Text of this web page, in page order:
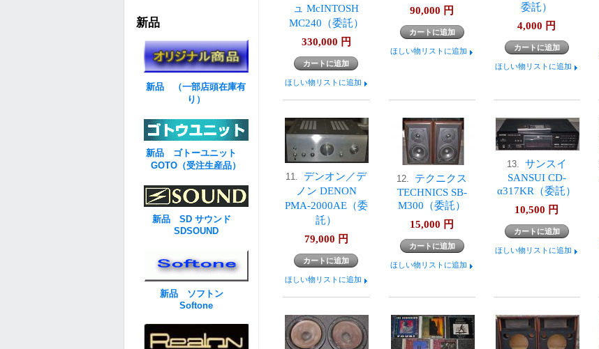
ュ McINTOSH
MC240（委託）
330,000 円
ほしい物リストに追加
90,000 円
ほしい物リストに追加
委託）
4,000 円
ほしい物リストに追加
11. デンオン／デ
ノン DENON
PMA-2000AE（委
託）
79,000 円
ほしい物リストに追加
12. テクニクス
TECHNICS SB-
M300（委託）
15,000 円
ほしい物リストに追加
13. サンスイ
SANSUI CD-
α317KR（委託）
10,500 円
ほしい物リストに追加
新品
新品 （一部店頭在庫有
り）
新品 ゴトーユニット
GOTO（受注生産品）
新品 SD サウンド
SDSOUND
新品 ソフトン
Softone